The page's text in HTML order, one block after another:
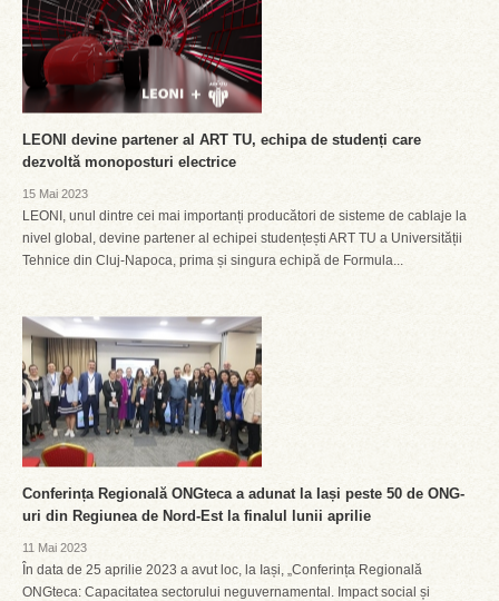
LEONI devine partener al ART TU, echipa de studenți care
dezvoltă monoposturi electrice
15 Mai 2023
LEONI, unul dintre cei mai importanți producători de sisteme de cablaje la
nivel global, devine partener al echipei studențești ART TU a Universității
Tehnice din Cluj-Napoca, prima și singura echipă de Formula...
Conferința Regională ONGteca a adunat la Iași peste 50 de ONG-
uri din Regiunea de Nord-Est la finalul lunii aprilie
11 Mai 2023
În data de 25 aprilie 2023 a avut loc, la Iași, „Conferința Regională
ONGteca: Capacitatea sectorului neguvernamental. Impact social și